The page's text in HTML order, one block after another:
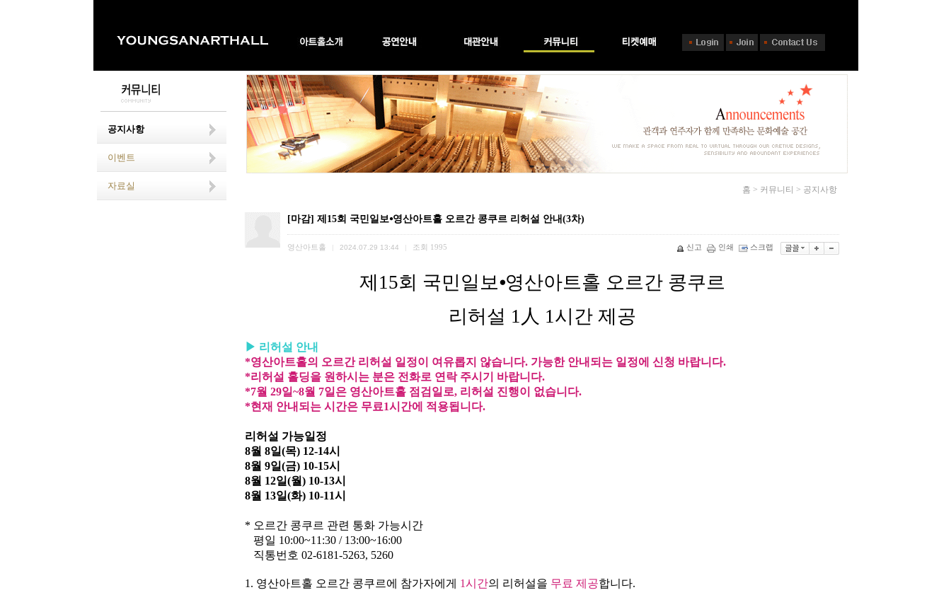
공지사항
이벤트
자료실 홈 > 커뮤니티 > 공지사항
[마감] 제15회 국민일보⦁영산아트홀 오르간 콩쿠르 리허설 안내(3차)
영산아트홀 2024.07.29 13:44 조회 1995 신고 인쇄 스크랩
제 15회 국민일보⦁영산아트홀 오르간 콩쿠르
리허설 1 人 1시간 제공
▶ 리허설 안내
*영산아트홀의 오르간 리허설 일정이 여유롭지 않습니다. 가능한 안내되는 일정에 신청 바랍니다.
*리허설 홀딩을 원하시는 분은 전화로 연락 주시기 바랍니다.
*7월 29일~8월 7일은 영산아트홀 점검일로, 리허설 진행이 없습니다.
*현재 안내되는 시간은 무료1시간에 적용됩니다.
리허설 가능일정
8월 8일(목) 12-14시
8월 9일(금) 10-15시
8월 12일(월) 10-13시
8월 13일(화) 10-11시
* 오르간 콩쿠르 관련 통화 가능시간
평일 10:00~11:30 / 13:00~16:00
직통번호 02-6181-5263, 5260
1. 영산아트홀 오르간 콩쿠르에 참가자에게 1시간의 리허설을 무료 제공합니다.